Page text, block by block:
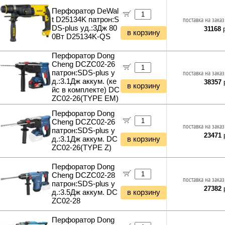
Мультиметры и измерители тока
Электрика прочее
Светодиодные лампы E14
Светодиодные лампы E27
Светодиодные лампы E40
Светодиодные лампы GU4
Светодиодные лампы GU5.3
Светодиодные лампы GU10
Светодиодные лампы GX53
Светодиодные лампы G4
Светодиодные лампы G13
Умные лампы и светильники
Светодиодные светильники
Светодиодные ленты
Блоки питания для светодиодных лент
Светодиодные прожекторы
Фитосветильники и фитолампы
Светильники настольные
Фонари и мобильные светильники
Гирлянды и гибкий неон
Перфоратор DeWal
t D25134K патрон:S
DS-plus уд.:3Дж 80
0Вт D25134K-QS
в корзину
поставка на
31168
Перфоратор Dong
Cheng DCZC02-26
патрон:SDS-plus у
д.:3.1Дж аккум. (ке
йс в комплекте) DC
ZC02-26(TYPE EM)
в корзину
поставка на
38357
Перфоратор Dong
Cheng DCZC02-26
патрон:SDS-plus у
д.:3.1Дж аккум. DC
ZC02-26(TYPE Z)
в корзину
поставка на
23471
Перфоратор Dong
Cheng DCZC02-28
патрон:SDS-plus у
д.:3.5Дж аккум. DC
ZC02-28
в корзину
поставка на
27382
Перфоратор Dong